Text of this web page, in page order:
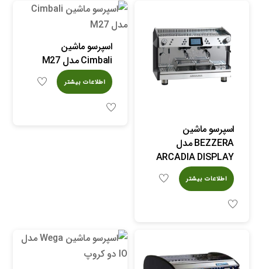
اسپرسو ماشین
BEZZERA مدل
ARCADIA DISPLAY
اطلاعات بیشتر
اسپرسو ماشین
Cimbali مدل M27
اطلاعات بیشتر